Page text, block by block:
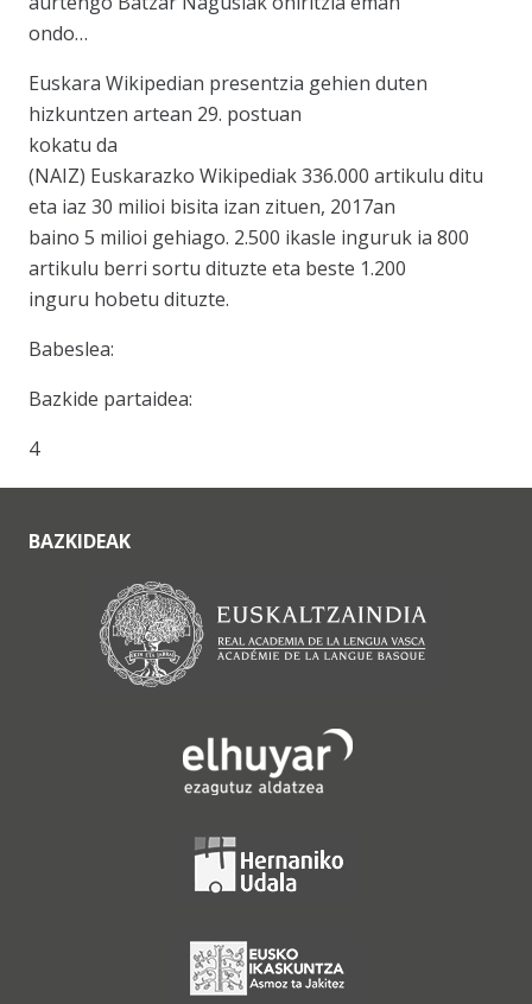
ondo…
Euskara Wikipedian presentzia gehien duten
hizkuntzen artean 29. postuan
kokatu da
(NAIZ) Euskarazko Wikipediak 336.000 artikulu ditu
eta iaz 30 milioi bisita izan zituen, 2017an
baino 5 milioi gehiago. 2.500 ikasle inguruk ia 800
artikulu berri sortu dituzte eta beste 1.200
inguru hobetu dituzte.
Babeslea:
Bazkide partaidea:
4
BAZKIDEAK